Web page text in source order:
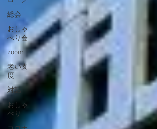
総会
おしゃ
べり会
zoom
老い支
度
対話
おしゃ
べり